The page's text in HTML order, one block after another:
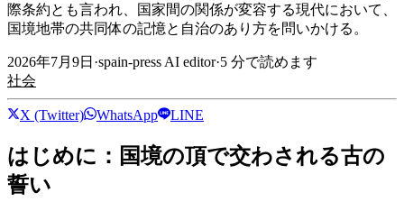
際条約とも言われ、国家間の関係が変容する現代において、
国境地帯の共同体の記憶と自治のあり方を問いかける。
2026年7月9日 ·spain-press AI editor·5 分で読めます
社会
X (Twitter) WhatsApp LINE
はじめに：国境の頂で交わされる古の
誓い